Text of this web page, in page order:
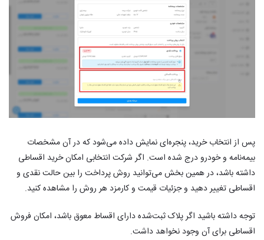
پس از انتخاب خرید، پنجره‌ای نمایش داده می‌شود که در آن مشخصات
بیمه‌نامه و خودرو درج شده است. اگر شرکت انتخابی امکان خرید اقساطی
داشته باشد، در همین بخش می‌توانید روش پرداخت را بین حالت نقدی و
اقساطی تغییر دهید و جزئیات قیمت و کارمزد هر روش را مشاهده کنید.
توجه داشته باشید اگر پلاک ثبت‌شده دارای اقساط معوق باشد، امکان فروش
اقساطی برای آن وجود نخواهد داشت.